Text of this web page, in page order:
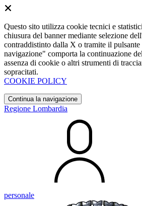
Questo sito utilizza cookie tecnici e
chiusura del banner mediante selezione
contraddistinto dalla X o tramite il
navigazione" comporta la continuazione
assenza di cookie o altri strumenti di
sopracitati.
COOKIE POLICY
Continua la navigazione
Regione Lombardia
personale